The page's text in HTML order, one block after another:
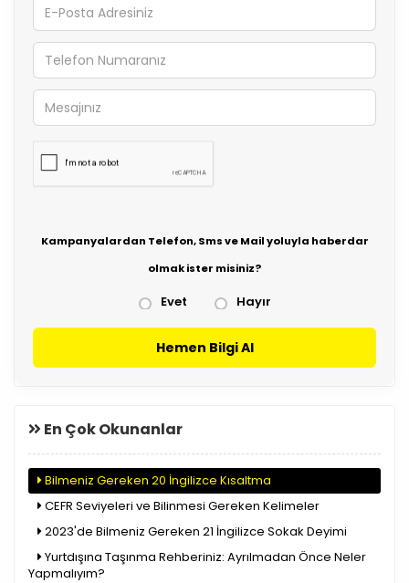
Kampanyalardan Telefon, Sms ve Mail yoluyla haberdar
olmak ister misiniz?
Evet Hayır
Hemen Bilgi Al
En Çok Okunanlar
Bilmeniz Gereken 20 İngilizce Kısaltma
CEFR Seviyeleri ve Bilinmesi Gereken Kelimeler
2023'de Bilmeniz Gereken 21 İngilizce Sokak Deyimi
Yurtdışına Taşınma Rehberiniz: Ayrılmadan Önce Neler
Yapmalıyım?